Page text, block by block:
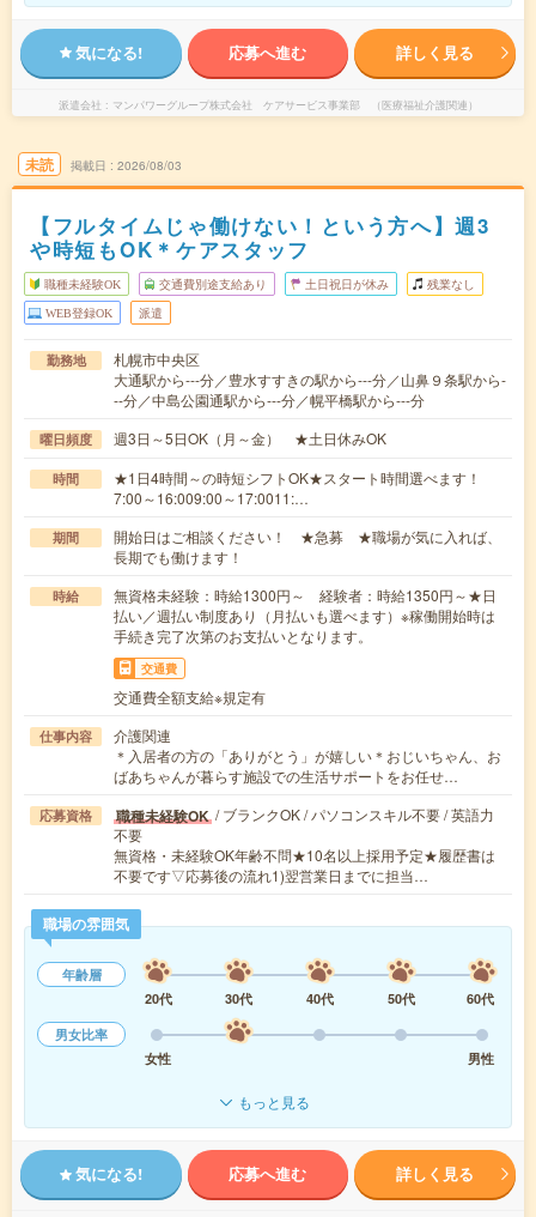
気になる! 応募へ進む 詳しく見る
派遣会社 マンパワーグループ株式会社 ケアサービス事業部 （医療福祉介護関連）
未読 掲載日 2026/08/03
【フルタイムじゃ働けない！という方へ】週3
や時短もOK＊ケアスタッフ
職種未経験OK 交通費別途支給あり 土日祝日が休み 残業なし
WEB登録OK 派遣
勤務地
札幌市中央区
大通駅から---分／豊水すすきの駅から---分／山鼻９条駅から-
--分／中島公園通駅から---分／幌平橋駅から---分
曜日頻度 週3日～5日OK（月～金） ★土日休みOK
時間
★1日4時間～の時短シフトOK★スタート時間選べます！
7:00～16:009:00～17:0011:…
期間
開始日はご相談ください！ ★急募 ★職場が気に入れば、
長期でも働けます！
時給
無資格未経験：時給1300円～ 経験者：時給1350円～★日
払い／週払い制度あり（月払いも選べます）※稼働開始時は
手続き完了次第のお支払いとなります。
交通費
交通費全額支給※規定有
仕事内容
介護関連
＊入居者の方の「ありがとう」が嬉しい＊おじいちゃん、お
ばあちゃんが暮らす施設での生活サポートをお任せ…
応募資格 職種未経験OK / ブランクOK / パソコンスキル不要 / 英語力
不要
無資格・未経験OK年齢不問★10名以上採用予定★履歴書は
不要です▽応募後の流れ1)翌営業日までに担当…
職場の雰囲気
年齢層
20代
30代 40代 50代
60代
男女比率
女性
男性
もっと見る
気になる! 応募へ進む 詳しく見る